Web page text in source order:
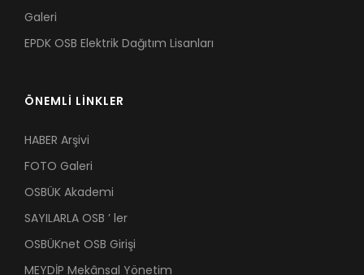
Galeri
EPDK OSB Elektrik Dağıtım Lisanları
ÖNEMLİ LİNKLER
HABER Arşivi
FOTO Galeri
OSBÜK Akademi
SAYILARLA OSB ’ ler
OSBÜKnet OSB Girişi
MEYDİP Mekânsal Yönetim